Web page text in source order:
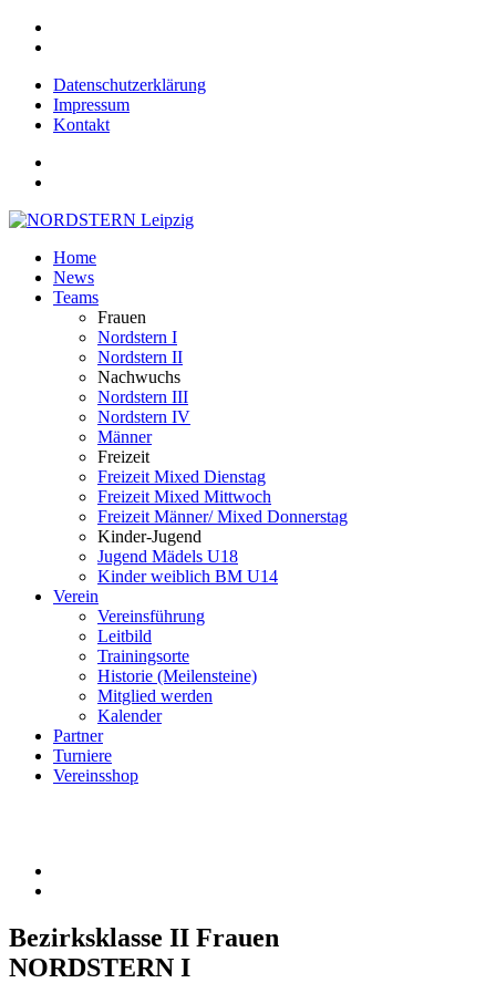
Datenschutzerklärung
Impressum
Kontakt
Home
News
Teams
Frauen
Nordstern I
Nordstern II
Nachwuchs
Nordstern III
Nordstern IV
Männer
Freizeit
Freizeit Mixed Dienstag
Freizeit Mixed Mittwoch
Freizeit Männer/ Mixed Donnerstag
Kinder-Jugend
Jugend Mädels U18
Kinder weiblich BM U14
Verein
Vereinsführung
Leitbild
Trainingsorte
Historie (Meilensteine)
Mitglied werden
Kalender
Partner
Turniere
Vereinsshop
Bezirksklasse II Frauen
NORDSTERN I